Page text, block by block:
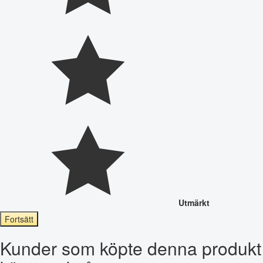
Utmärkt
Fortsätt
Kunder som köpte denna produkt